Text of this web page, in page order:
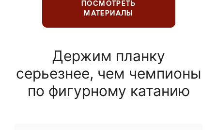
ПОСМОТРЕТЬ
МАТЕРИАЛЫ
Держим планку
серьезнее, чем чемпионы
по фигурному катанию